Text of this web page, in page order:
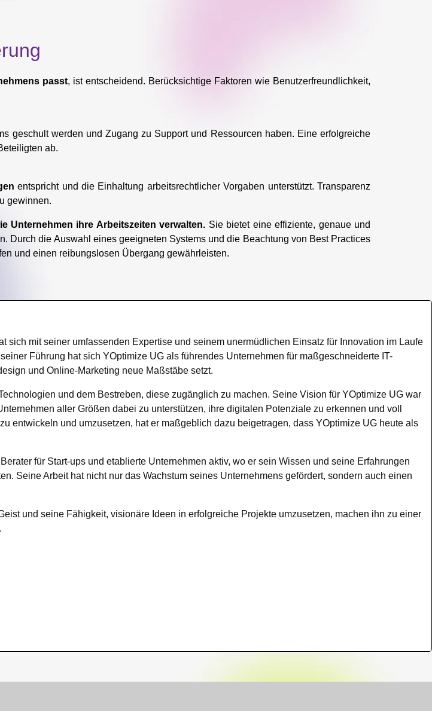
passt, ist entscheidend. Berücksichtige Faktoren wie Benutzerfreundlichkeit,
geschult werden und Zugang zu Support und Ressourcen haben. Eine erfolgreiche
ab.
entspricht und die Einhaltung arbeitsrechtlicher Vorgaben unterstützt. Transparenz
gewinnen.
Unternehmen ihre Arbeitszeiten verwalten. Sie bietet eine effiziente, genaue und
Durch die Auswahl eines geeigneten Systems und die Beachtung von Best Practices
und einen reibungslosen Übergang gewährleisten.
sich mit seiner umfassenden Expertise und seinem unermüdlichen Einsatz für Innovation im Laufe
Führung hat sich YOptimize UG als führendes Unternehmen für maßgeschneiderte IT-
und Online-Marketing neue Maßstäbe setzt.
und dem Bestreben, diese zugänglich zu machen. Seine Vision für YOptimize UG war
aller Größen dabei zu unterstützen, ihre digitalen Potenziale zu erkennen und voll
entwickeln und umzusetzen, hat er maßgeblich dazu beigetragen, dass YOptimize UG heute als
für Start-ups und etablierte Unternehmen aktiv, wo er sein Wissen und seine Erfahrungen
Seine Arbeit hat nicht nur das Wachstum seines Unternehmens gefördert, sondern auch einen
und seine Fähigkeit, visionäre Ideen in erfolgreiche Projekte umzusetzen, machen ihn zu einer